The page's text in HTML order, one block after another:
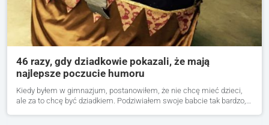
46 razy, gdy dziadkowie pokazali, że mają
najlepsze poczucie humoru
Kiedy byłem w gimnazjum, postanowiłem, że nie chcę mieć dzieci,
ale za to chcę być dziadkiem. Podziwiałem swoje babcie tak bardzo,…